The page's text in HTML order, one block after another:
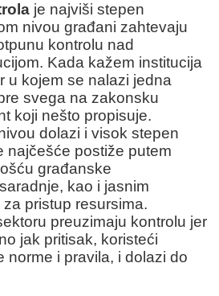
je najviši stepen
nivou građani zahtevaju
kontrolu nad
Kada kažem institucija
u kojem se nalazi jedna
svega na zakonsku
koji nešto propisuje.
dolazi i visok stepen
najčešće postiže putem
građanske
kao i jasnim
pristup resursima.
preuzimaju kontrolu jer
jak pritisak, koristeći
norme i pravila, i dolazi do